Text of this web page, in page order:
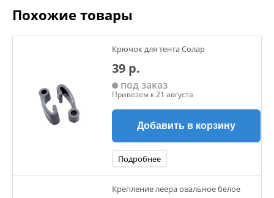
Похожие товары
Крючок для тента Солар
39 р.
под заказ
Привезем к 21 августа
Добавить в корзину
Подробнее
Крепление леера овальное белое